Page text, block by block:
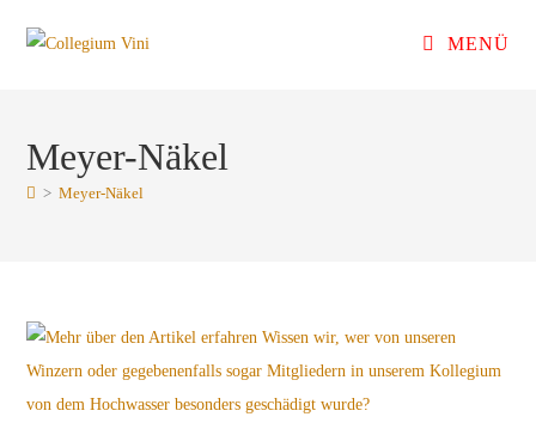
Inhalt
MENÜ
Meyer-Näkel
> Meyer-Näkel